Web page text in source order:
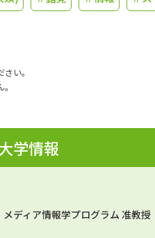
Ｑ＆
い。
学情報
ディア情報学プログラム 准教授